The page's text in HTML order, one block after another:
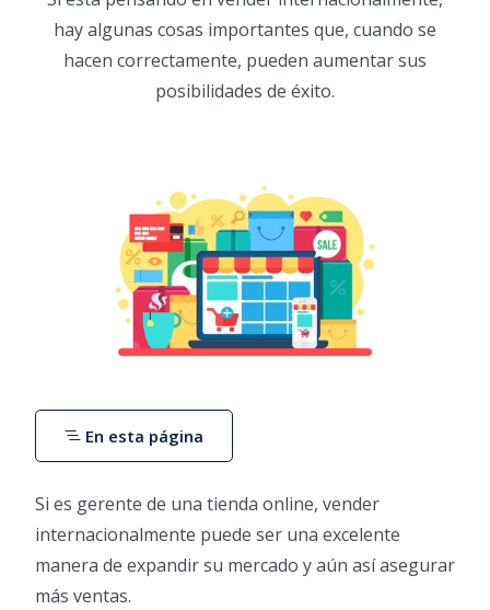
hay algunas cosas importantes que, cuando se
hacen correctamente, pueden aumentar sus
posibilidades de éxito.
Si es gerente de una tienda online, vender
internacionalmente puede ser una excelente
manera de expandir su mercado y aún así asegurar
más ventas.
En esta página